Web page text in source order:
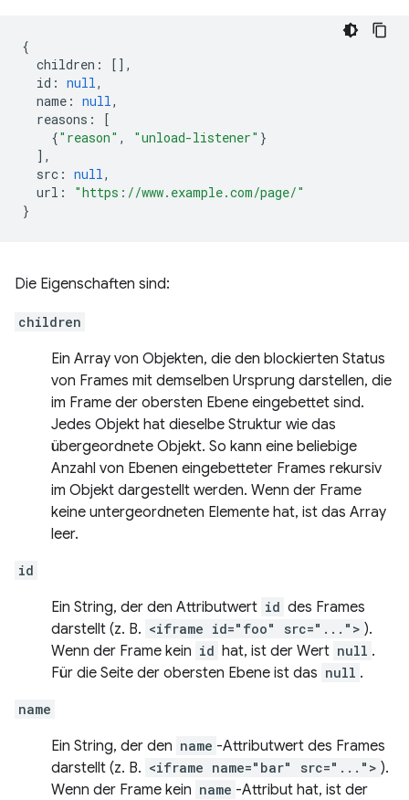
{
children :
[],
id : null,
name : null,
reasons :
[
{"reason" , "unload-listener" }
],
src : null,
url :
"https://www.example.com/page/"
}
Die Eigenschaften sind:
children
Ein Array von Objekten, die den blockierten Status
von Frames mit demselben Ursprung darstellen, die
im Frame der obersten Ebene eingebettet sind.
Jedes Objekt hat dieselbe Struktur wie das
übergeordnete Objekt. So kann eine beliebige
Anzahl von Ebenen eingebetteter Frames rekursiv
im Objekt dargestellt werden. Wenn der Frame
keine untergeordneten Elemente hat, ist das Array
leer.
id
Ein String, der den Attributwert id des Frames
darstellt (z. B. <iframe id="foo" src="..."> ).
Wenn der Frame kein id hat, ist der Wert null .
Für die Seite der obersten Ebene ist das null .
name
Ein String, der den name -Attributwert des Frames
darstellt (z. B. <iframe name="bar" src="..."> ).
Wenn der Frame kein name -Attribut hat, ist der